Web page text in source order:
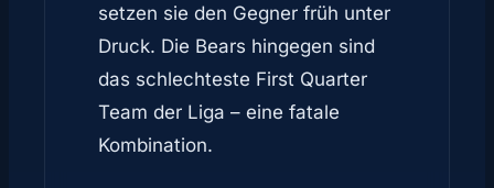
setzen sie den Gegner früh unter
Druck. Die Bears hingegen sind
das schlechteste First Quarter
Team der Liga – eine fatale
Kombination.